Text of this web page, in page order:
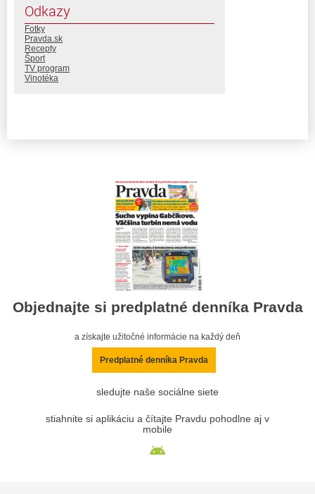
Odkazy
Fotky
Pravda.sk
Recepty
Šport
TV program
Vinotéka
Objednajte si predplatné denníka Pravda
a získajte užitočné informácie na každý deň
Predplatné denníka Pravda
sledujte naše sociálne siete
stiahnite si aplikáciu a čítajte Pravdu pohodlne aj v
mobile